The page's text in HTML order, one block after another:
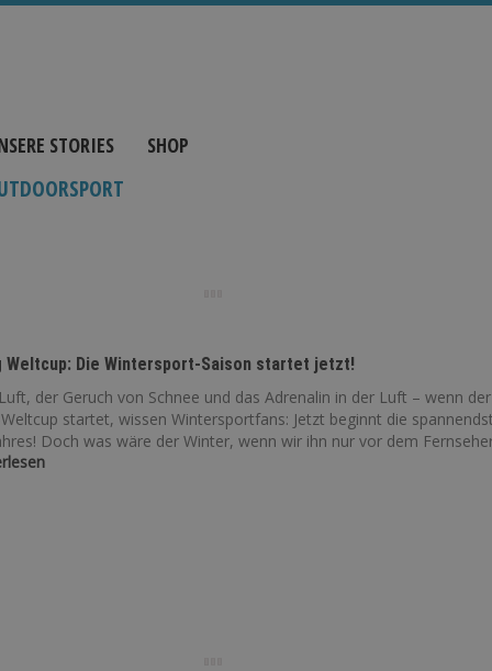
STORIES SHOP
Weltcup: Die Wintersport-Saison startet jetzt!
der Geruch von Schnee und das Adrenalin in der Luft – wenn der
startet, wissen Wintersportfans: Jetzt beginnt die
Doch was wäre der Winter, wenn wir ihn nur vor dem